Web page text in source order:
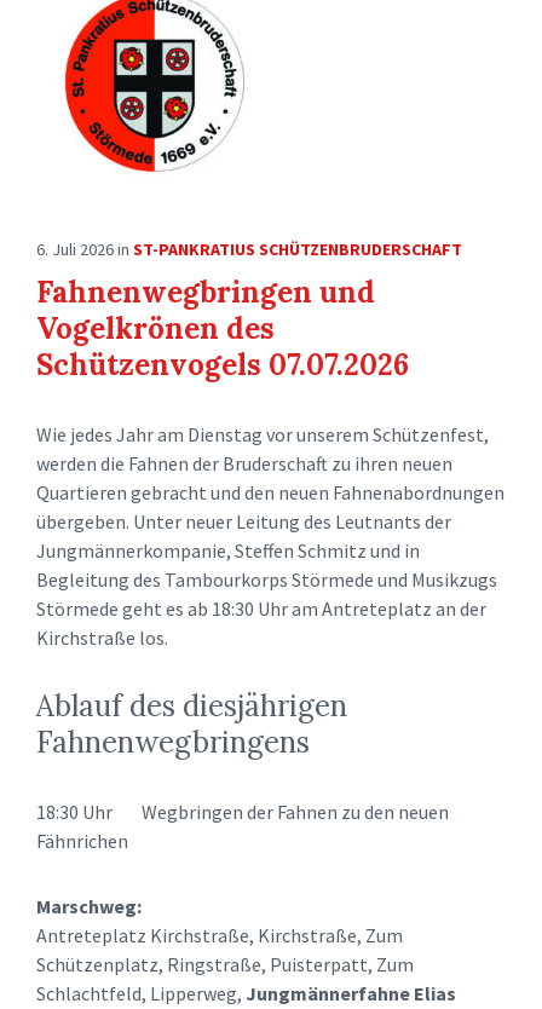
6. Juli 2026in ST-PANKRATIUS SCHÜTZENBRUDERSCHAFT
Fahnenwegbringen und
Vogelkrönen des
Schützenvogels 07.07.2026
Wie jedes Jahr am Dienstag vor unserem Schützenfest,
werden die Fahnen der Bruderschaft zu ihren neuen
Quartieren gebracht und den neuen Fahnenabordnungen
übergeben. Unter neuer Leitung des Leutnants der
Jungmännerkompanie, Steffen Schmitz und in
Begleitung des Tambourkorps Störmede und Musikzugs
Störmede geht es ab 18:30 Uhr am Antreteplatz an der
Kirchstraße los.
Ablauf des diesjährigen
Fahnenwegbringens
18:30 Uhr Wegbringen der Fahnen zu den neuen
Fähnrichen
Marschweg:
Antreteplatz Kirchstraße, Kirchstraße, Zum
Schützenplatz, Ringstraße, Puisterpatt, Zum
Schlachtfeld, Lipperweg, Jungmännerfahne Elias